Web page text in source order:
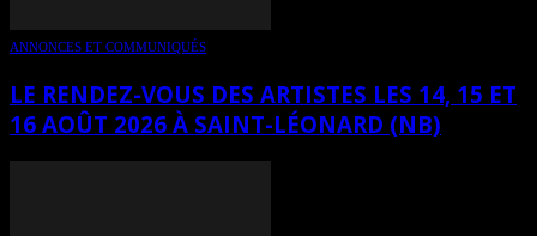
ANNONCES ET COMMUNIQUÉS
LE RENDEZ-VOUS DES ARTISTES LES 14, 15 ET
16 AOÛT 2026 À SAINT-LÉONARD (NB)